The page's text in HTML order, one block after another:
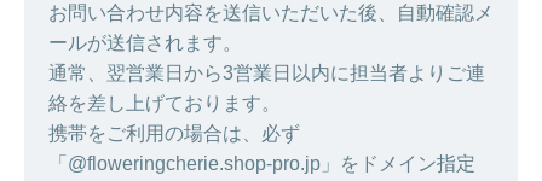
お問い合わせ内容を送信いただいた後、自動確認メ
ールが送信されます。
通常、翌営業日から3営業日以内に担当者よりご連
絡を差し上げております。
携帯をご利用の場合は、必ず
「@floweringcherie.shop-pro.jp」をドメイン指定